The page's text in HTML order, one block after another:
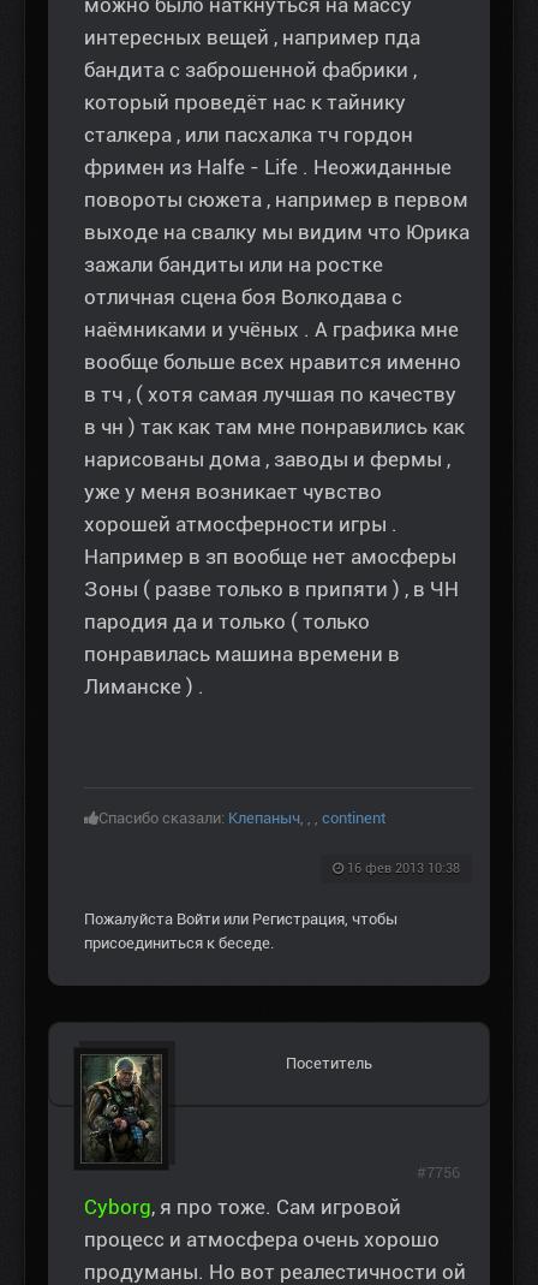
можно было наткнуться на массу
интересных вещей , например пда
бандита с заброшенной фабрики ,
который проведёт нас к тайнику
сталкера , или пасхалка тч гордон
фримен из Halfe - Life . Неожиданные
повороты сюжета , например в первом
выходе на свалку мы видим что Юрика
зажали бандиты или на ростке
отличная сцена боя Волкодава с
наёмниками и учёных . А графика мне
вообще больше всех нравится именно
в тч , ( хотя самая лучшая по качеству
в чн ) так как там мне понравились как
нарисованы дома , заводы и фермы ,
уже у меня возникает чувство
хорошей атмосферности игры .
Например в зп вообще нет амосферы
Зоны ( разве только в припяти ) , в ЧН
пародия да и только ( только
понравилась машина времени в
Лиманске ) .
Спасибо сказали: Клепаныч, , , continent
16 фев 2013 10:38
Пожалуйста Войти или Регистрация, чтобы
присоединиться к беседе.
Посетитель
Сyborg, я про тоже. Сам игровой
процесс и атмосфера очень хорошо
продуманы. Но вот реалестичности ой
#7756